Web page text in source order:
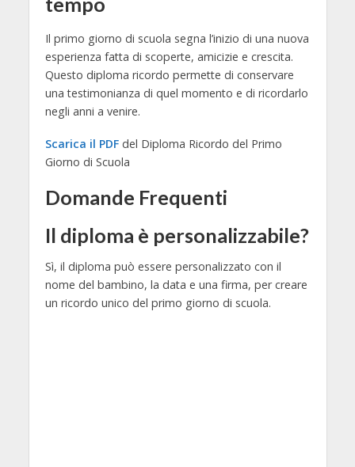
Il primo giorno di scuola segna l’inizio di una nuova
esperienza fatta di scoperte, amicizie e crescita.
Questo diploma ricordo permette di conservare
una testimonianza di quel momento e di ricordarlo
negli anni a venire.
Scarica il PDFdel Diploma Ricordo del Primo
Giorno di Scuola
Domande Frequenti
Il diploma è personalizzabile?
Sì, il diploma può essere personalizzato con il
nome del bambino, la data e una firma, per creare
un ricordo unico del primo giorno di scuola.